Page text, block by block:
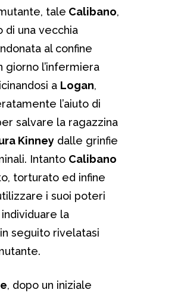
tale Calibano,
di una vecchia
al confine
giorno l’infermiera
a Logan,
l’aiuto di
salvare la ragazzina
Kinney dalle grinfie
Intanto Calibano
torturato ed infine
i suoi poteri
la
seguito rivelatasi
, dopo un iniziale